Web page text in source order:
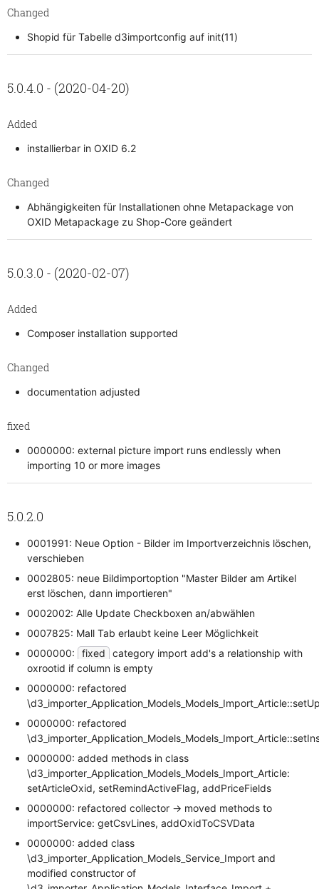
Changed
Shopid für Tabelle d3importconfig auf init(11)
5.0.4.0 - (2020-04-20)
Added
installierbar in OXID 6.2
Changed
Abhängigkeiten für Installationen ohne Metapackage von
OXID Metapackage zu Shop-Core geändert
5.0.3.0 - (2020-02-07)
Added
Composer installation supported
Changed
documentation adjusted
fixed
0000000: external picture import runs endlessly when
importing 10 or more images
5.0.2.0
0001991: Neue Option - Bilder im Importverzeichnis löschen,
verschieben
0002805: neue Bildimportoption "Master Bilder am Artikel
erst löschen, dann importieren"
0002002: Alle Update Checkboxen an/abwählen
0007825: Mall Tab erlaubt keine Leer Möglichkeit
0000000:
fixed
category import add's a relationship with
oxrootid if column is empty
0000000: refactored
0000000: refactored
0000000: added methods in class
\d3_importer_Application_Models_Models_Import_Article:
setArticleOxid, setRemindActiveFlag, addPriceFields
0000000: refactored collector -> moved methods to
importService: getCsvLines, addOxidToCSVData
0000000: added class
\d3_importer_Application_Models_Service_Import and
modified constructor of